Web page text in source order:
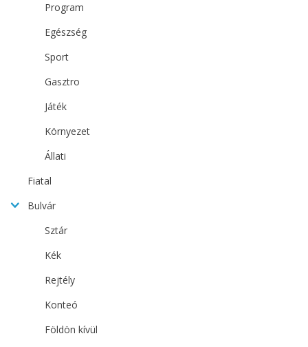
Program
Egészség
Sport
Gasztro
Játék
Környezet
Állati
Fiatal
Bulvár
Sztár
Kék
Rejtély
Konteó
Földön kívül